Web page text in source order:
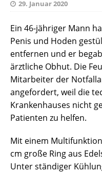
29. Januar 2020
Ein 46-jähriger Mann
Penis und Hoden
entfernen und er
ärztliche Obhut. Die
Mitarbeiter der
angefordert, weil die
Krankenhauses nicht
Patienten zu helfen.
Mit einem
cm große Ring aus
Unter ständiger